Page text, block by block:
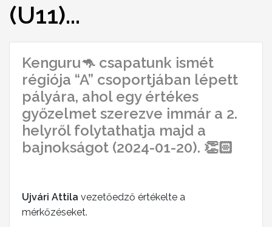
(U11)...
Kenguru🦘 csapatunk ismét
régiója “A” csoportjában lépett
pályára, ahol egy értékes
győzelmet szerezve immár a 2.
helyről folytathatja majd a
bajnokságot (2024-01-20). 👏🏻
Ujvári Attila vezetőedző értékelte a
mérkőzéseket.